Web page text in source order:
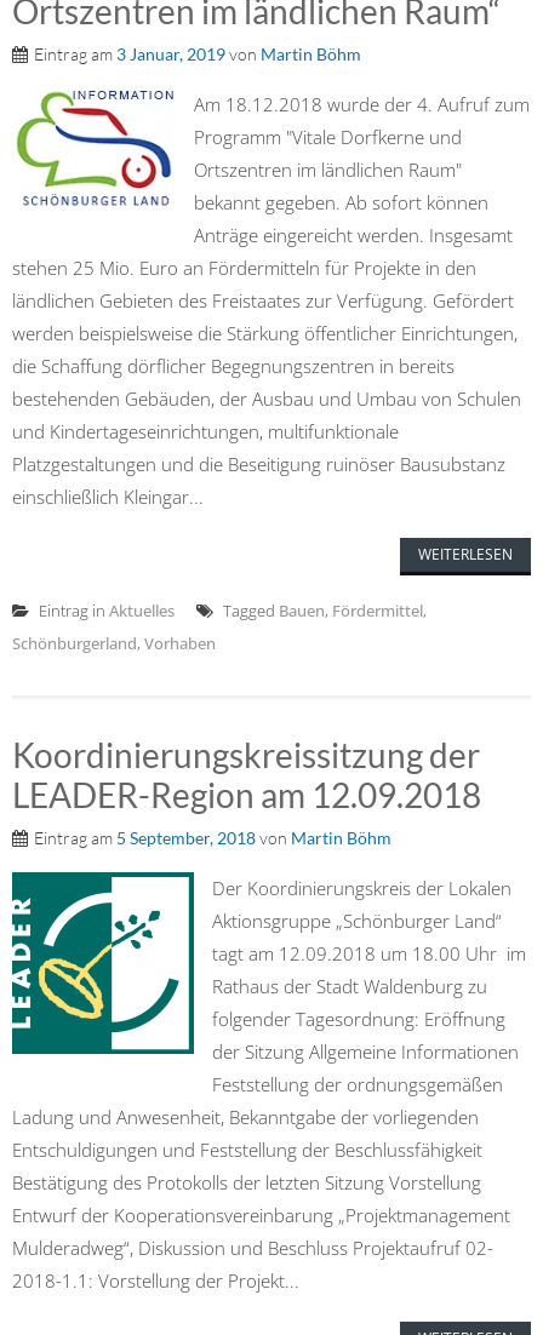
Ortszentren im ländlichen Raum“
Eintrag am 3 Januar, 2019von Martin Böhm
Am 18.12.2018 wurde der 4. Aufruf zum
Programm "Vitale Dorfkerne und
Ortszentren im ländlichen Raum"
bekannt gegeben. Ab sofort können
Anträge eingereicht werden. Insgesamt
stehen 25 Mio. Euro an Fördermitteln für Projekte in den
ländlichen Gebieten des Freistaates zur Verfügung. Gefördert
werden beispielsweise die Stärkung öffentlicher Einrichtungen,
die Schaffung dörflicher Begegnungszentren in bereits
bestehenden Gebäuden, der Ausbau und Umbau von Schulen
und Kindertageseinrichtungen, multifunktionale
Platzgestaltungen und die Beseitigung ruinöser Bausubstanz
einschließlich Kleingar...
WEITERLESEN
Eintrag in Aktuelles Tagged Bauen, Fördermittel,
Schönburgerland, Vorhaben
Koordinierungskreissitzung der
LEADER-Region am 12.09.2018
Eintrag am 5 September, 2018von Martin Böhm
Der Koordinierungskreis der Lokalen
Aktionsgruppe „Schönburger Land“
tagt am 12.09.2018 um 18.00 Uhr im
Rathaus der Stadt Waldenburg zu
folgender Tagesordnung: Eröffnung
der Sitzung Allgemeine Informationen
Feststellung der ordnungsgemäßen
Ladung und Anwesenheit, Bekanntgabe der vorliegenden
Entschuldigungen und Feststellung der Beschlussfähigkeit
Bestätigung des Protokolls der letzten Sitzung Vorstellung
Entwurf der Kooperationsvereinbarung „Projektmanagement
Mulderadweg“, Diskussion und Beschluss Projektaufruf 02-
2018-1.1: Vorstellung der Projekt...